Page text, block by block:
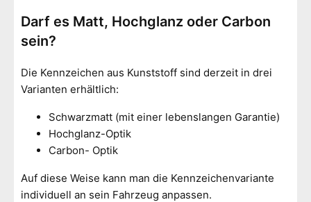
Darf es Matt, Hochglanz oder Carbon
sein?
Die Kennzeichen aus Kunststoff sind derzeit in drei
Varianten erhältlich:
Schwarzmatt (mit einer lebenslangen Garantie)
Hochglanz-Optik
Carbon- Optik
Auf diese Weise kann man die Kennzeichenvariante
individuell an sein Fahrzeug anpassen.